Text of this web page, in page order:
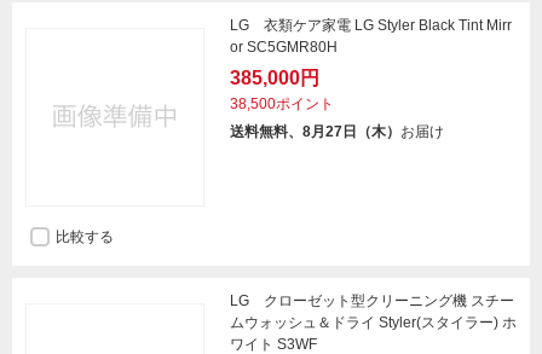
LG 衣類ケア家電 LG Styler Black Tint Mirr
or SC5GMR80H
385,000円
38,500ポイント
送料無料、8月27日（木） お届け
比較する
LG クローゼット型クリーニング機 スチー
ムウォッシュ＆ドライ Styler(スタイラー) ホ
ワイト S3WF